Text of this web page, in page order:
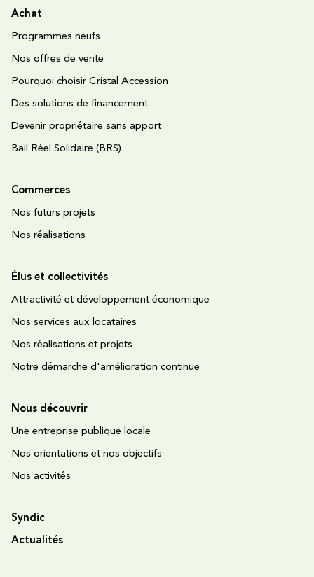
Achat
Programmes neufs
Nos offres de vente
Pourquoi choisir Cristal Accession
Des solutions de financement
Devenir propriétaire sans apport
Bail Réel Solidaire (BRS)
Commerces
Nos futurs projets
Nos réalisations
Élus et collectivités
Attractivité et développement économique
Nos services aux locataires
Nos réalisations et projets
Notre démarche d'amélioration continue
Nous découvrir
Une entreprise publique locale
Nos orientations et nos objectifs
Nos activités
Syndic
Actualités